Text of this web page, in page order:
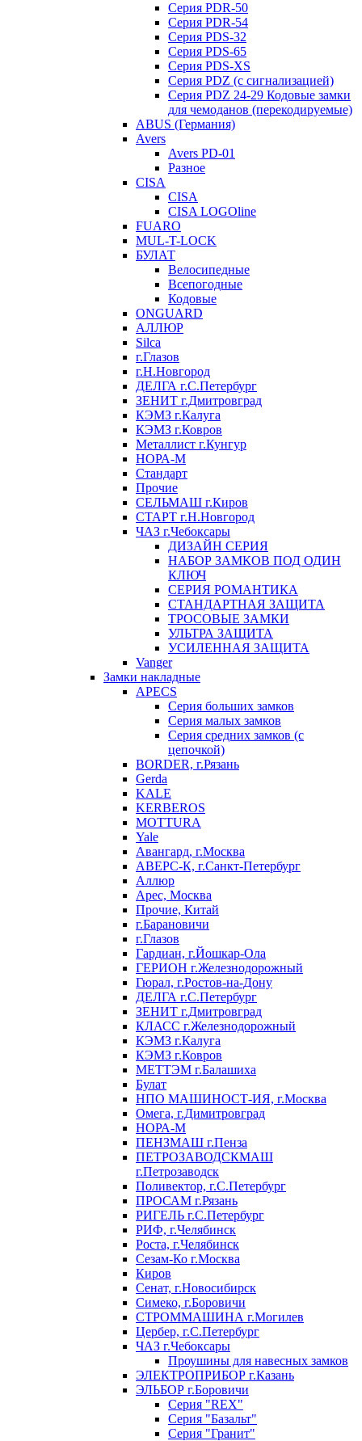
Серия PDR-50
Серия PDR-54
Серия PDS-32
Серия PDS-65
Серия PDS-XS
Серия PDZ (с сигнализацией)
Серия PDZ 24-29 Кодовые замки
для чемоданов (перекодируемые)
ABUS (Германия)
Avers
Avers PD-01
Разное
CISA
CISA
CISA LOGOline
FUARO
MUL-T-LOCK
БУЛАТ
Велосипедные
Всепогодные
Кодовые
ONGUARD
АЛЛЮР
Silca
г.Глазов
г.Н.Новгород
ДЕЛГА г.С.Петербург
ЗЕНИТ г.Дмитровград
КЭМЗ г.Калуга
КЭМЗ г.Ковров
Металлист г.Кунгур
НОРА-М
Стандарт
Прочие
СЕЛЬМАШ г.Киров
СТАРТ г.Н.Новгород
ЧАЗ г.Чебоксары
ДИЗАЙН СЕРИЯ
НАБОР ЗАМКОВ ПОД ОДИН
КЛЮЧ
СЕРИЯ РОМАНТИКА
СТАНДАРТНАЯ ЗАЩИТА
ТРОСОВЫЕ ЗАМКИ
УЛЬТРА ЗАЩИТА
УСИЛЕННАЯ ЗАЩИТА
Vanger
Замки накладные
APECS
Серия больших замков
Серия малых замков
Серия средних замков (с
цепочкой)
BORDER, г.Рязань
Gerda
KALE
KERBEROS
MOTTURA
Yale
Авангард, г.Москва
АВЕРС-К, г.Санкт-Петербург
Аллюр
Арес, Москва
Прочие, Китай
г.Барановичи
г.Глазов
Гардиан, г.Йошкар-Ола
ГЕРИОН г.Железнодорожный
Гюрал, г.Ростов-на-Дону
ДЕЛГА г.С.Петербург
ЗЕНИТ г.Дмитровград
КЛАСС г.Железнодорожный
КЭМЗ г.Калуга
КЭМЗ г.Ковров
МЕТТЭМ г.Балашиха
Булат
НПО МАШИНОСТ-ИЯ, г.Москва
Омега, г.Димитровград
НОРА-М
ПЕНЗМАШ г.Пенза
ПЕТРОЗАВОДСКМАШ
г.Петрозаводск
Поливектор, г.С.Петербург
ПРОСАМ г.Рязань
РИГЕЛЬ г.С.Петербург
РИФ, г.Челябинск
Роста, г.Челябинск
Сезам-Ко г.Москва
Киров
Сенат, г.Новосибирск
Симеко, г.Боровичи
СТРОММАШИНА г.Могилев
Цербер, г.С.Петербург
ЧАЗ г.Чебоксары
Проушины для навесных замков
ЭЛЕКТРОПРИБОР г.Казань
ЭЛЬБОР г.Боровичи
Серия "REX"
Серия "Базальт"
Серия "Гранит"